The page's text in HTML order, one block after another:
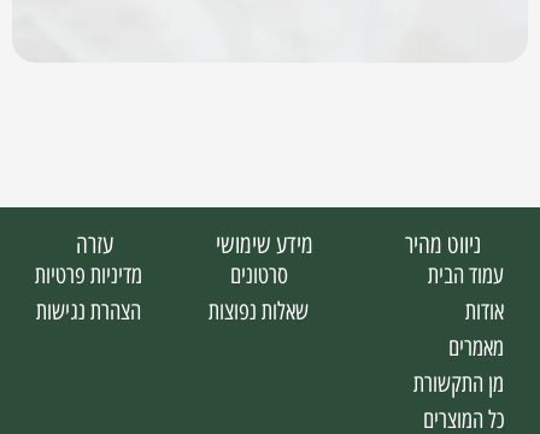
ניווט מהיר
עמוד הבית
אודות
מאמרים
מן התקשורת
כל המוצרים
מידע שימושי
סרטונים
שאלות נפוצות
עזרה
מדיניות פרטיות
הצהרת נגישות